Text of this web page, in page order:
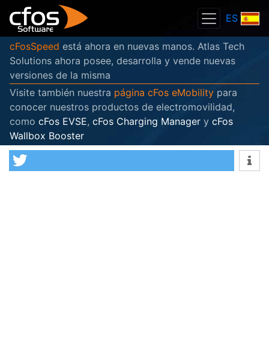
ES
cFosSpeed está ahora en nuevas manos. Atlas Tech
Solutions ahora posee, desarrolla y vende nuevas
versiones de la misma
Visite también nuestra página cFos eMobility para
conocer nuestros productos de electromovilidad,
como cFos EVSE, cFos Charging Manager y cFos
Wallbox Booster